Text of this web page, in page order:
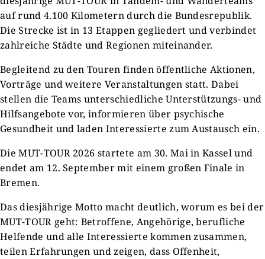
auf rund 4.100 Kilometern durch die Bundesrepublik.
Die Strecke ist in 13 Etappen gegliedert und verbindet
zahlreiche Städte und Regionen miteinander.
Begleitend zu den Touren finden öffentliche Aktionen,
Vorträge und weitere Veranstaltungen statt. Dabei
stellen die Teams unterschiedliche Unterstützungs- und
Hilfsangebote vor, informieren über psychische
Gesundheit und laden Interessierte zum Austausch ein.
Die MUT-TOUR 2026 startete am 30. Mai in Kassel und
endet am 12. September mit einem großen Finale in
Bremen.
Das diesjährige Motto macht deutlich, worum es bei der
MUT-TOUR geht: Betroffene, Angehörige, berufliche
Helfende und alle Interessierte kommen zusammen,
teilen Erfahrungen und zeigen, dass Offenheit,